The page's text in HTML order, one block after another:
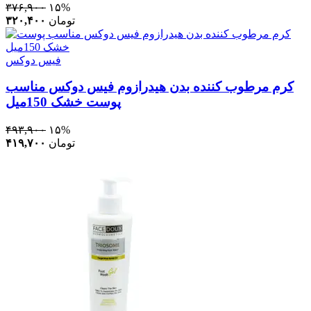
۳۷۶,۹۰۰ ۱۵%
۳۲۰,۴۰۰ تومان
فیس دوکس
کرم مرطوب کننده بدن هیدرازوم فیس دوکس مناسب
پوست خشک 150میل
۴۹۳,۹۰۰ ۱۵%
۴۱۹,۷۰۰ تومان